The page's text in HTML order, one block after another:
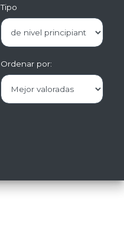
Tipo
Ordenar por: